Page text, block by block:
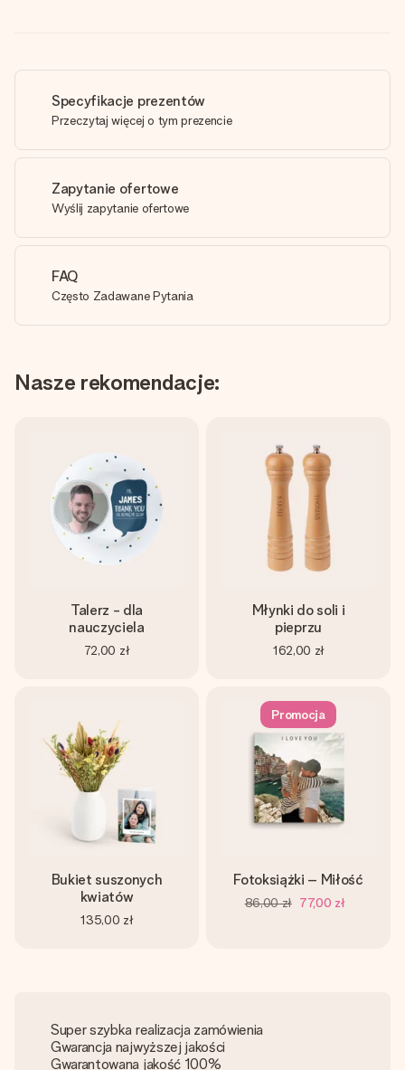
Specyfikacje prezentów
Przeczytaj więcej o tym prezencie
Zapytanie ofertowe
Wyślij zapytanie ofertowe
FAQ
Często Zadawane Pytania
Nasze rekomendacje:
Talerz - dla
nauczyciela
72,00 zł
Młynki do soli i
pieprzu
162,00 zł
Bukiet suszonych
kwiatów
135,00 zł
Promocja
Fotoksiążki – Miłość
86,00 zł 77,00 zł
Super szybka realizacja zamówienia
Gwarancja najwyższej jakości
Gwarantowana jakość 100%